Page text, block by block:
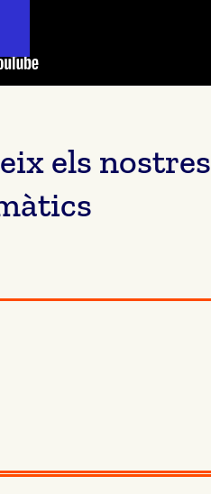
els nostres